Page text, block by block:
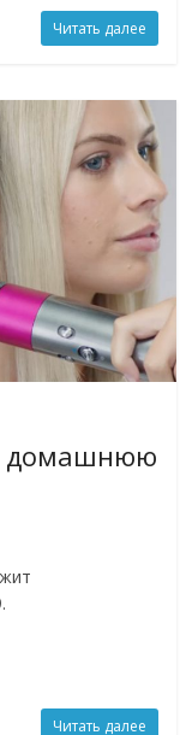
Читать далее
домашнюю
Читать далее